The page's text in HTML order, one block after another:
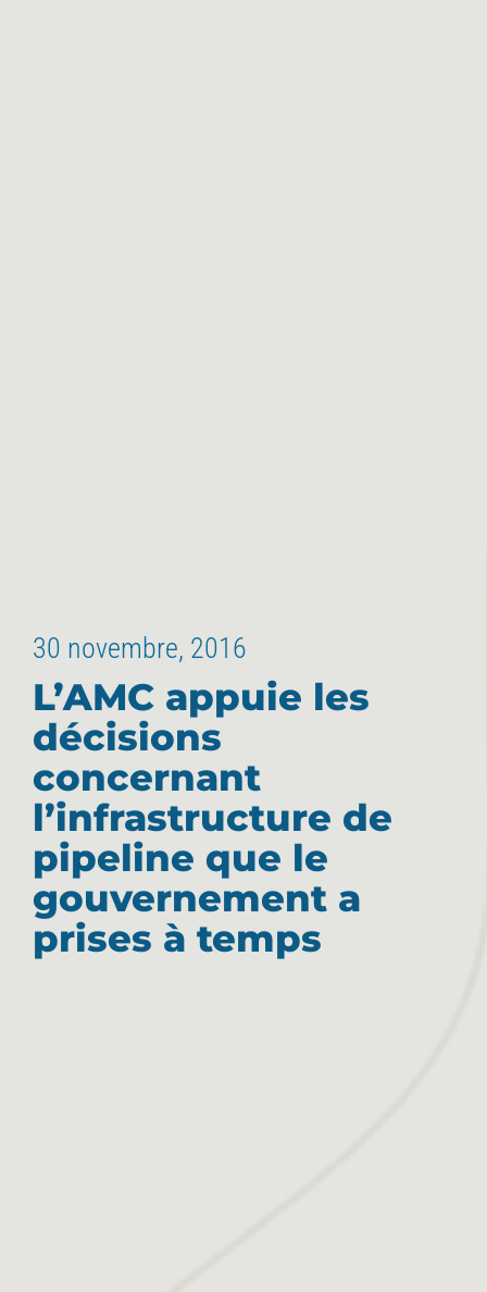
30 novembre, 2016
L’AMC appuie les
décisions
concernant
l’infrastructure de
pipeline que le
gouvernement a
prises à temps